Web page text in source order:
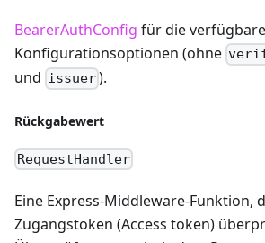
BearerAuthConfig für die
Konfigurationsoptionen (ohne
und issuer).
Rückgabewert
RequestHandler
Eine Express-Middleware-Funktion,
Zugangstoken (Access token)